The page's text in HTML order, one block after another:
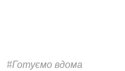
#Готуємо вдома